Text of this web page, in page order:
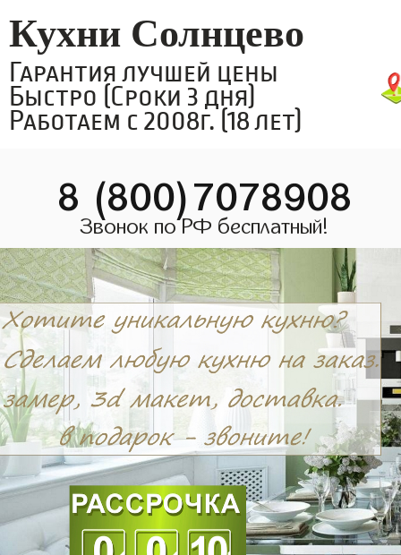
Кухни Солнцево
Гарантия лучшей цены
Быстро (Сроки 3 дня)
Работаем с 2008г. (18 лет)
8 (800)7078908
Звонок по РФ бесплатный!